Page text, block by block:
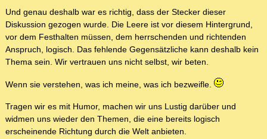
Und genau deshalb war es richtig, dass der Stecker dieser
Diskussion gezogen wurde. Die Leere ist vor diesem Hintergrund,
vor dem Festhalten müssen, dem herrschenden und richtenden
Anspruch, logisch. Das fehlende Gegensätzliche kann deshalb kein
Thema sein. Wir vertrauen uns nicht selbst, wir beten.
Wenn sie verstehen, was ich meine, was ich bezweifle.
Tragen wir es mit Humor, machen wir uns Lustig darüber und
widmen uns wieder den Themen, die eine bereits logisch
erscheinende Richtung durch die Welt anbieten.